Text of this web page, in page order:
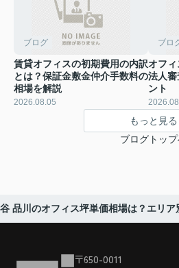
ブログ
賃貸オフィスの初期費用の内訳
とは？保証金敷金仲介手数料の
相場を解説
2026.08.05
ブロ
オフィ
法人審
ント
もっと見る
ブログトッ
品川のオフィス坪単価相場は？エリ
〒650-0011